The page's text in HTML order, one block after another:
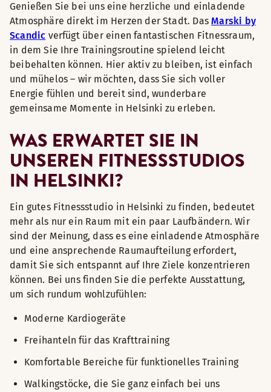
Genießen Sie bei uns eine herzliche und einladende
Atmosphäre direkt im Herzen der Stadt. DasMarski by
Scandic verfügt über einen fantastischen Fitnessraum,
in dem Sie Ihre Trainingsroutine spielend leicht
beibehalten können. Hier aktiv zu bleiben, ist einfach
und mühelos – wir möchten, dass Sie sich voller
Energie fühlen und bereit sind, wunderbare
gemeinsame Momente in Helsinki zu erleben.
WAS ERWARTET SIE IN
UNSEREN FITNESSSTUDIOS
IN HELSINKI?
Ein gutes Fitnessstudio in Helsinki zu finden, bedeutet
mehr als nur ein Raum mit ein paar Laufbändern. Wir
sind der Meinung, dass es eine einladende Atmosphäre
und eine ansprechende Raumaufteilung erfordert,
damit Sie sich entspannt auf Ihre Ziele konzentrieren
können. Bei uns finden Sie die perfekte Ausstattung,
um sich rundum wohlzufühlen:
Moderne Kardiogeräte
Freihanteln für das Krafttraining
Komfortable Bereiche für funktionelles Training
Walkingstöcke, die Sie ganz einfach bei uns